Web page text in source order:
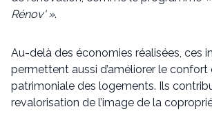
Rénov' ».
Au-delà des économies réalisées, ces
permettent aussi d’améliorer le confort
patrimoniale des logements. Ils
revalorisation de l’image de la